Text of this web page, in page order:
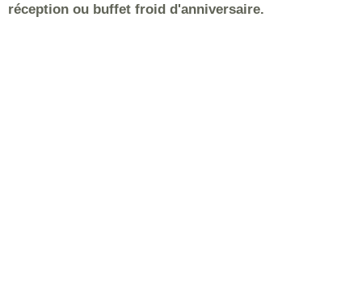
réception ou buffet froid d'anniversaire.